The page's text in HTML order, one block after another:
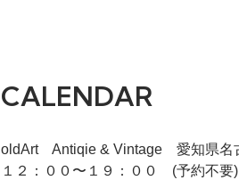
在庫：1
CALENDAR
oldArt Antiqie & Vintage 愛知県名
１２：００〜１９：００ (予約不要)